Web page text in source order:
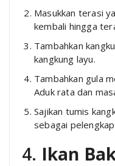
Masukkan terasi
kembali hingga
Tambahkan
kangkung layu.
Tambahkan gula
Aduk rata dan
Sajikan tumis
sebagai
4. Ikan